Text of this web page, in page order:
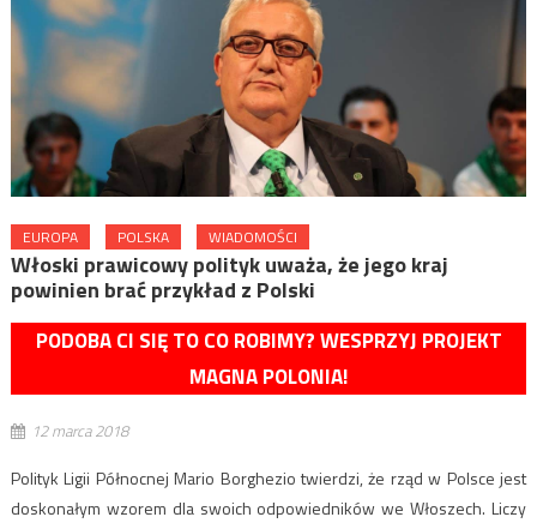
EUROPA POLSKA WIADOMOŚCI
Włoski prawicowy polityk uważa, że jego kraj
powinien brać przykład z Polski
PODOBA CI SIĘ TO CO ROBIMY? WESPRZYJ PROJEKT
MAGNA POLONIA!
12 marca 2018
Polityk Ligii Północnej Mario Borghezio twierdzi, że rząd w Polsce jest
doskonałym wzorem dla swoich odpowiedników we Włoszech. Liczy